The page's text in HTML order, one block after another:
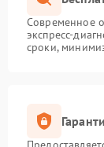
Современное
экспресс-
сроки,